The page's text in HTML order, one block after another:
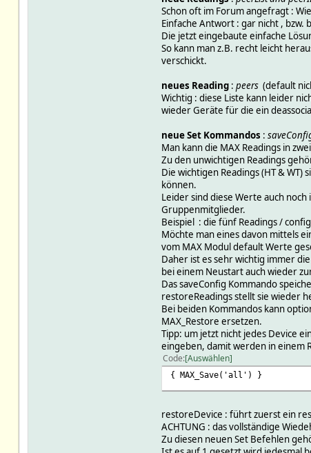
Schon oft im Forum angefragt :
Einfache Antwort : gar nicht , bzw.
Die jetzt eingebaute einfache
So kann man z.B. recht leicht
verschickt.
neues Reading: peers(default
Wichtig : diese Liste kann leider
wieder Geräte für die ein
neue Set Kommandos :
Man kann die MAX Readings in
Zu den unwichtigen Readings
Die wichtigen Readings (HT &
können.
Leider sind diese Werte auch
Gruppenmitglieder.
Beispiel : die fünf Readings /
Möchte man eines davon mittels
vom MAX Modul default Werte
Daher ist es sehr wichtig immer
bei einem Neustart auch wieder
Das saveConfig Kommando
restoreReadings stellt sie wieder
Bei beiden Kommandos kann
MAX_Restore ersetzen.
Tipp: um jetzt nicht jedes Device
eingeben, damit werden in einem
Code Auswählen
{ MAX_Save('all') }
restoreDevice : führt zuerst ein
ACHTUNG : das vollständige
Zu diesen neuen Set Befehlen